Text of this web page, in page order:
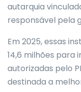
autarquia
responsável pela
Em 2025, essas
14,6 milhões para
autorizadas pelo
destinada a